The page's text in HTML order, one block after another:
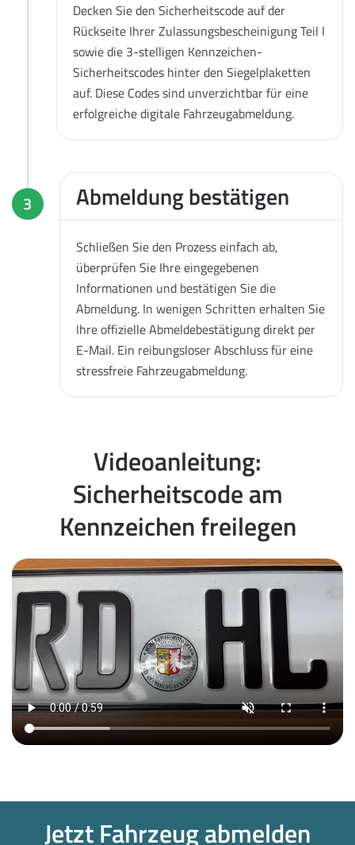
Decken Sie den Sicherheitscode auf der
Rückseite Ihrer Zulassungsbescheinigung Teil I
sowie die 3-stelligen Kennzeichen-
Sicherheitscodes hinter den Siegelplaketten
auf. Diese Codes sind unverzichtbar für eine
erfolgreiche digitale Fahrzeugabmeldung.
3 Abmeldung bestätigen
Schließen Sie den Prozess einfach ab,
überprüfen Sie Ihre eingegebenen
Informationen und bestätigen Sie die
Abmeldung. In wenigen Schritten erhalten Sie
Ihre offizielle Abmeldebestätigung direkt per
E-Mail. Ein reibungsloser Abschluss für eine
stressfreie Fahrzeugabmeldung.
Videoanleitung:
Sicherheitscode am
Kennzeichen freilegen
Jetzt Fahrzeug abmelden